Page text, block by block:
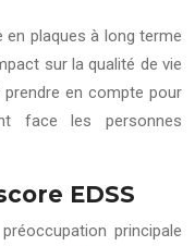
en plaques à long terme
sur la qualité de vie
en compte pour
face les personnes
EDSS
principale